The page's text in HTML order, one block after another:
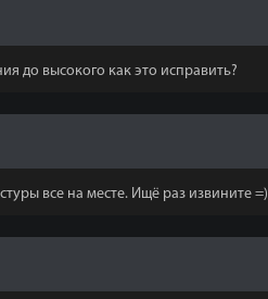
до высокого как это исправить?
все на месте. Ищё раз извините =)